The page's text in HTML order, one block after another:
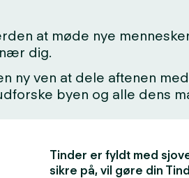
at møde nye
dig.
ny ven at dele aftenen
byen og alle dens
Tinder er fyldt med
sikre på, vil gøre din